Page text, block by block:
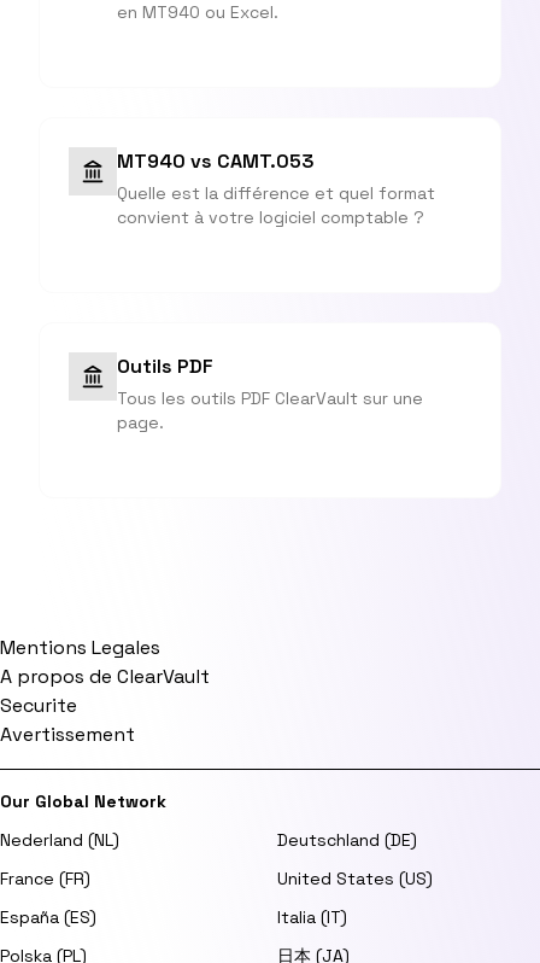
en MT940 ou Excel.
MT940 vs CAMT.053
Quelle est la différence et quel format
convient à votre logiciel comptable ?
Outils PDF
Tous les outils PDF ClearVault sur une
page.
Mentions Legales
A propos de ClearVault
Securite
Avertissement
Our Global Network
Nederland (NL)
Deutschland (DE)
France (FR)
United States (US)
España (ES)
Italia (IT)
Polska (PL)
日本 (JA)